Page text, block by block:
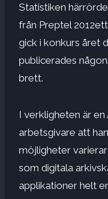
Statistiken
från Preptel 2012
gick i konkurs året
publicerades
brett.
I verkligheten är
arbetsgivare att
möjligheter
som digitala
applikationer helt